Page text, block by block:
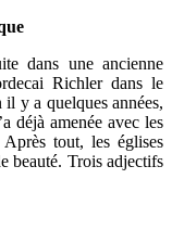
dans une ancienne
Richler dans le
y a quelques années,
déjà amenée avec les
tout, les églises
beauté. Trois adjectifs